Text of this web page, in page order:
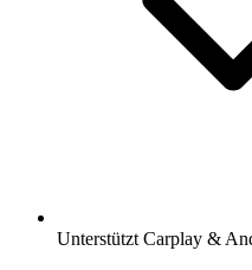
Unterstützt Carplay &